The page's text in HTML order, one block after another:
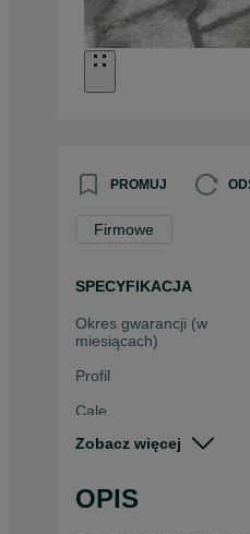
PROMUJ
Firmowe
SPECYFIKACJA
Okres gwarancji (w
miesiącach)
Profil
Cale
Stan
Zobacz więcej
OPIS